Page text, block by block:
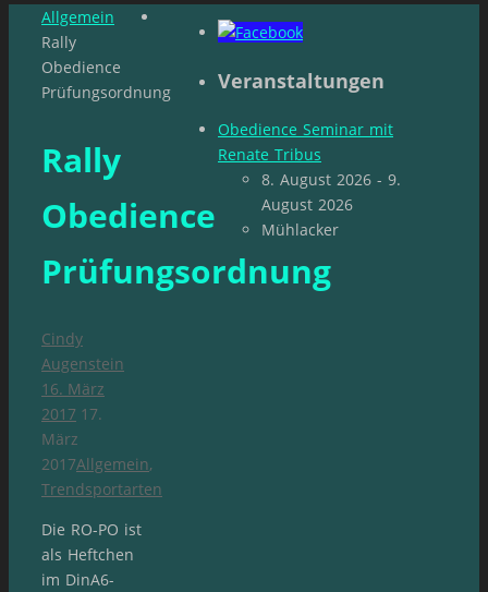
Start
Allgemein
Rally
Obedience
Prüfungsordnung
Rally
Obedience
Prüfungsordnung
Cindy
Augenstein
16. März
2017 17.
März
2017Allgemein,
Trendsportarten
Die RO-PO ist
als Heftchen
im DinA6-
Veranstaltungen
Obedience Seminar mit
Renate Tribus
8. August 2026 - 9.
August 2026
Mühlacker